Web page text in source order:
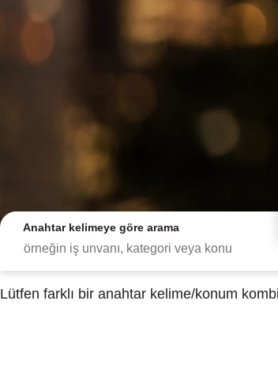
Anahtar kelimeye göre arama
Lütfen farklı bir anahtar kelime/konum